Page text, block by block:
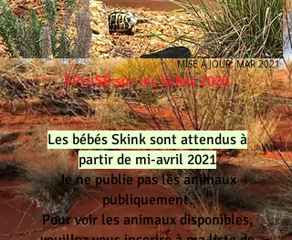
MISE À JOUR: MAR 2021
ÉPUISÉ sur les bébés 2020
Les bébés Skink sont attendus à
partir de mi-avril 2021
Je ne publie pas les animaux
publiquement.
Pour voir les animaux disponibles,